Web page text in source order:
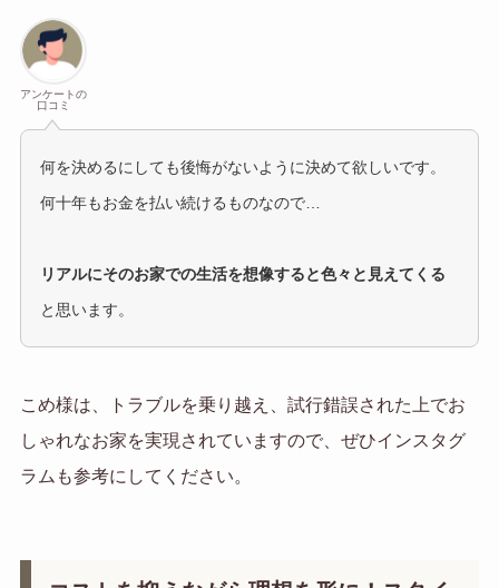
アンケートの
口コミ
何を決めるにしても後悔がないように決めて欲しいです。
何十年もお金を払い続けるものなので…
リアルにそのお家での生活を想像すると色々と見えてくる
と思います。
こめ様は、トラブルを乗り越え、試行錯誤された上でお
しゃれなお家を実現されていますので、ぜひインスタグ
ラムも参考にしてください。